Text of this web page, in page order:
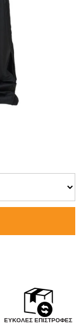
ΕΎΚΟΛΕΣ ΕΠΙΣΤΡΟΦΈΣ